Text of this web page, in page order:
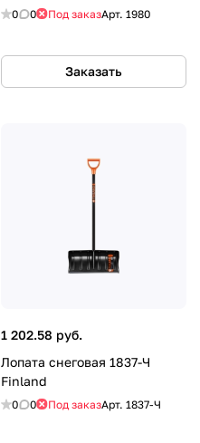
0 0 Под заказАрт. 1980
Заказать
1 202.58 руб.
Лопата снеговая 1837-Ч
Finland
0 0 Под заказАрт. 1837-Ч